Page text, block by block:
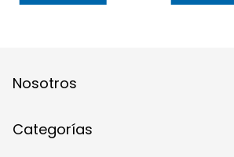
Nosotros
Categorías